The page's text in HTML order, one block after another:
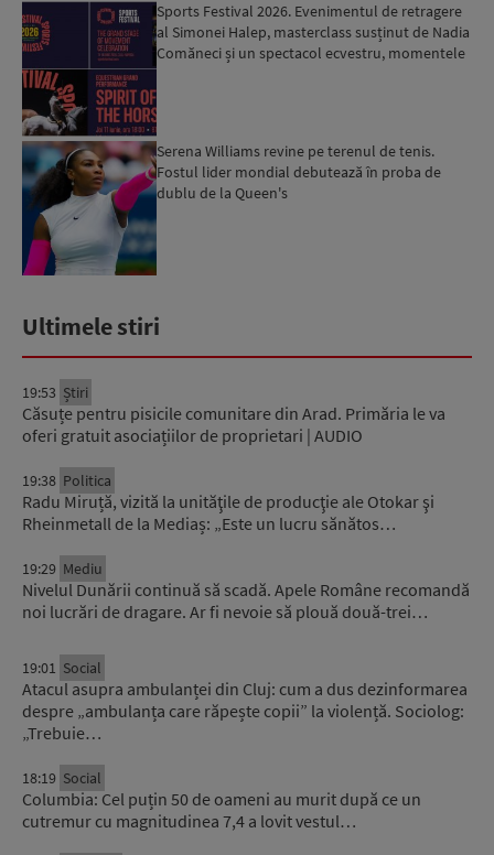
Sports Festival 2026. Evenimentul de retragere
al Simonei Halep, masterclass susținut de Nadia
Comăneci și un spectacol ecvestru, momentele
Serena Williams revine pe terenul de tenis.
Fostul lider mondial debutează în proba de
dublu de la Queen's
Ultimele stiri
19:53 Știri
Căsuțe pentru pisicile comunitare din Arad. Primăria le va
oferi gratuit asociațiilor de proprietari | AUDIO
19:38 Politica
Radu Miruță, vizită la unităţile de producţie ale Otokar şi
Rheinmetall de la Mediaș: „Este un lucru sănătos…
19:29 Mediu
Nivelul Dunării continuă să scadă. Apele Române recomandă
noi lucrări de dragare. Ar fi nevoie să plouă două-trei…
19:01 Social
Atacul asupra ambulanței din Cluj: cum a dus dezinformarea
despre „ambulanța care răpește copii” la violență. Sociolog:
„Trebuie…
18:19 Social
Columbia: Cel puțin 50 de oameni au murit după ce un
cutremur cu magnitudinea 7,4 a lovit vestul…